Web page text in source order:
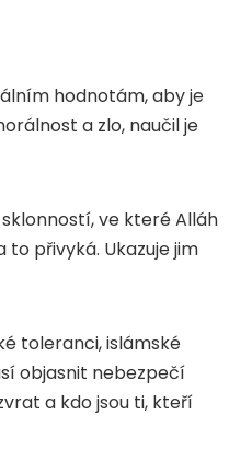
hodnotám, aby je
a zlo, naučil je
ve které Alláh
přivyká. Ukazuje jim
toleranci, islámské
objasnit nebezpečí
a kdo jsou ti, kteří